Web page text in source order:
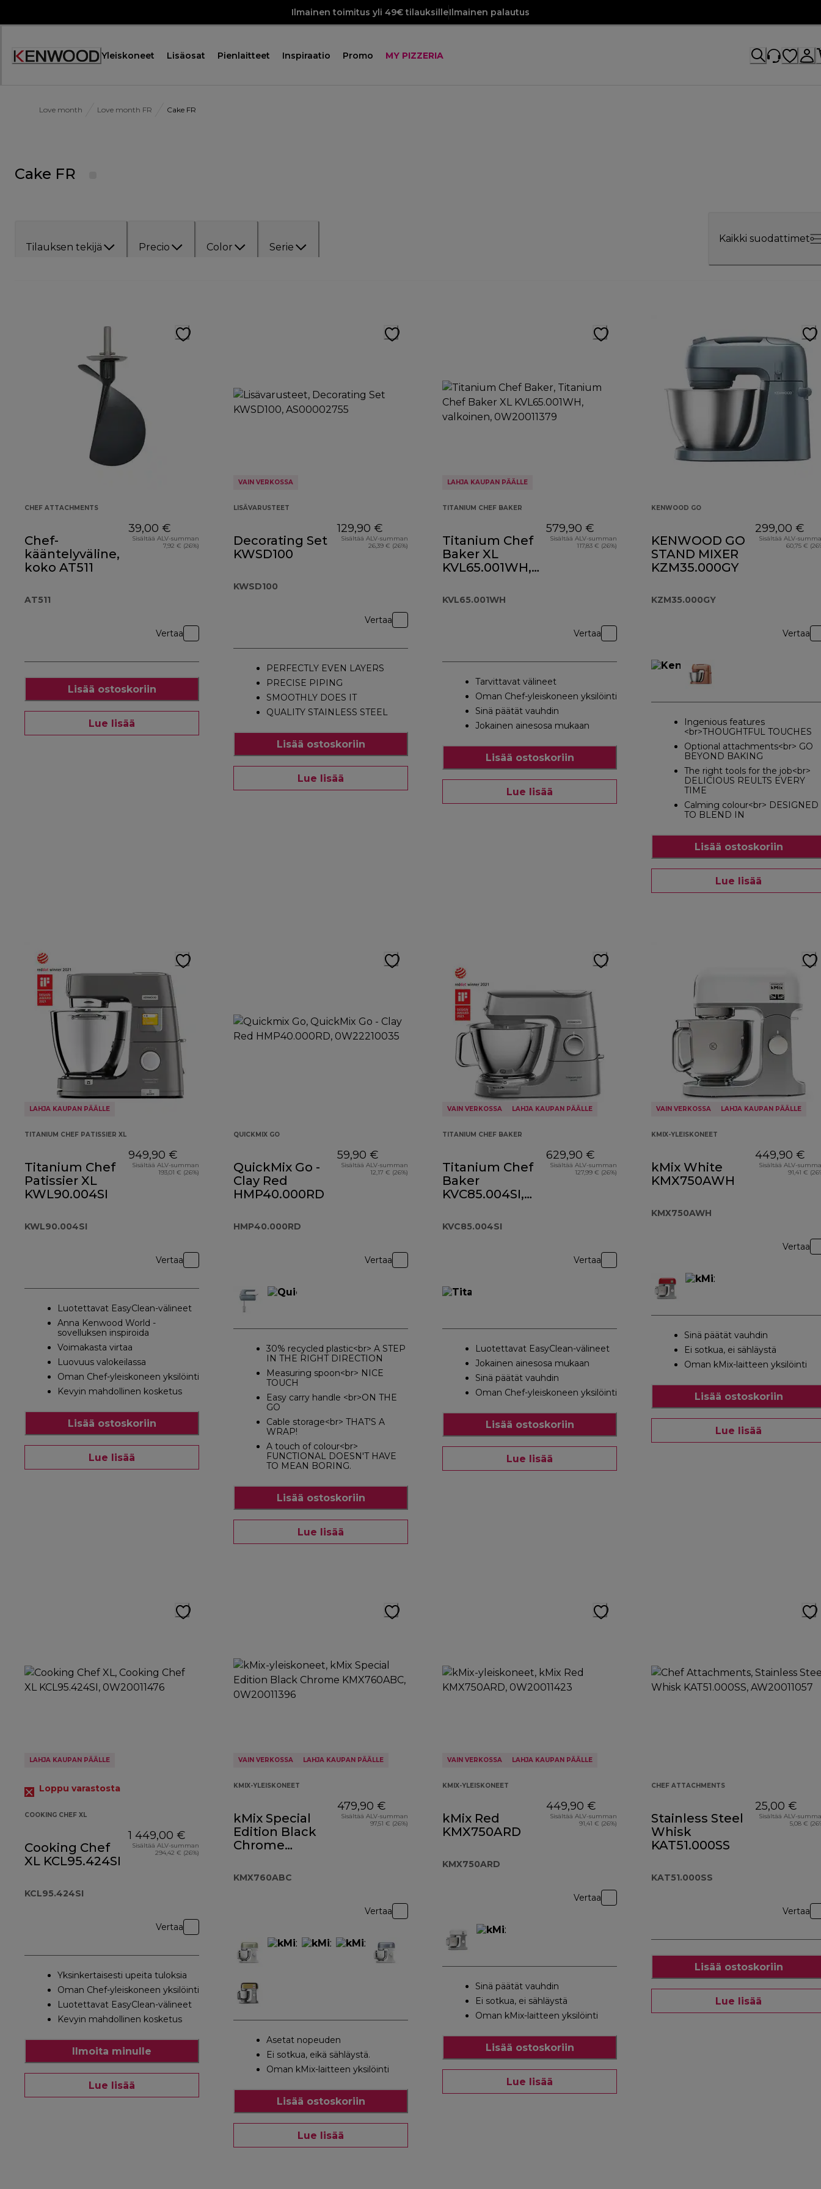
Ilmainen toimitus yli 49€ tilauksilleIlmainen palautus
Yleiskoneet Lisäosat Pienlaitteet Inspiraatio Promo MY PIZZERIA
Love month Love month FR Cake FR
Cake FR
Tilauksen tekijä Precio Color Serie
Kaikki suodattimet
CHEF ATTACHMENTS
Chef-
kääntelyväline,
koko AT511
AT511
39,00 €
Sisältää ALV-summan
7,92 € (26%)
Vertaa
Lisää ostoskoriin
Lue lisää
VAIN VERKOSSA
LISÄVARUSTEET
Decorating Set
KWSD100
KWSD100
129,90 €
Sisältää ALV-summan
26,39 € (26%)
Vertaa
PERFECTLY EVEN LAYERS
PRECISE PIPING
SMOOTHLY DOES IT
QUALITY STAINLESS STEEL
Lisää ostoskoriin
Lue lisää
LAHJA KAUPAN PÄÄLLE
TITANIUM CHEF BAKER
Titanium Chef
Baker XL
KVL65.001WH,
KVL65.001WH
579,90 €
Sisältää ALV-summan
117,83 € (26%)
Vertaa
Tarvittavat välineet
Oman Chef-yleiskoneen yksilöinti
Sinä päätät vauhdin
Jokainen ainesosa mukaan
Lisää ostoskoriin
Lue lisää
KENWOOD GO
KENWOOD GO
STAND MIXER
KZM35.000GY
KZM35.000GY
299,00 €
Sisältää ALV-
60,75 €
Vertaa
Ingenious features
<br>THOUGHTFUL TOUCHES
Optional attachments<br> GO
BEYOND BAKING
The right tools for the job<br>
DELICIOUS REULTS EVERY
TIME
Calming colour<br> DESIGNED
TO BLEND IN
Lisää ostoskoriin
Lue lisää
LAHJA KAUPAN PÄÄLLE
TITANIUM CHEF PATISSIER XL
Titanium Chef
Patissier XL
KWL90.004SI
KWL90.004SI
949,90 €
Sisältää ALV-summan
193,01 € (26%)
Vertaa
Luotettavat EasyClean-välineet
Anna Kenwood World -
sovelluksen inspiroida
Voimakasta virtaa
Luovuus valokeilassa
Oman Chef-yleiskoneen yksilöinti
Kevyin mahdollinen kosketus
Lisää ostoskoriin
Lue lisää
QUICKMIX GO
QuickMix Go -
Clay Red
HMP40.000RD
HMP40.000RD
59,90 €
Sisältää ALV-summan
12,17 € (26%)
Vertaa
30% recycled plastic<br> A STEP
IN THE RIGHT DIRECTION
Measuring spoon<br> NICE
TOUCH
Easy carry handle <br>ON THE
GO
Cable storage<br> THAT'S A
WRAP!
A touch of colour<br>
FUNCTIONAL DOESN'T HAVE
TO MEAN BORING.
Lisää ostoskoriin
Lue lisää
VAIN VERKOSSA LAHJA KAUPAN PÄÄLLE
TITANIUM CHEF BAKER
Titanium Chef
Baker
KVC85.004SI,
KVC85.004SI
629,90 €
Sisältää ALV-summan
127,99 € (26%)
Vertaa
Luotettavat EasyClean-välineet
Jokainen ainesosa mukaan
Sinä päätät vauhdin
Oman Chef-yleiskoneen yksilöinti
Lisää ostoskoriin
Lue lisää
VAIN VERKOSSA LAHJA KAUPAN PÄÄLLE
KMIX-YLEISKONEET
kMix White
KMX750AWH
KMX750AWH
449,90 €
Sisältää ALV-
91,41 €
Vertaa
Sinä päätät vauhdin
Ei sotkua, ei sähläystä
Oman kMix-laitteen yksilöinti
Lisää ostoskoriin
Lue lisää
LAHJA KAUPAN PÄÄLLE
Loppu varastosta
COOKING CHEF XL
Cooking Chef
XL KCL95.424SI
KCL95.424SI
1 449,00 €
Sisältää ALV-summan
294,42 € (26%)
Vertaa
Yksinkertaisesti upeita tuloksia
Oman Chef-yleiskoneen yksilöinti
Luotettavat EasyClean-välineet
Kevyin mahdollinen kosketus
Ilmoita minulle
Lue lisää
VAIN VERKOSSA LAHJA KAUPAN PÄÄLLE
KMIX-YLEISKONEET
kMix Special
Edition Black
Chrome
KMX760ABC
479,90 €
Sisältää ALV-summan
97,51 € (26%)
Vertaa
Asetat nopeuden
Ei sotkua, eikä sähläystä.
Oman kMix-laitteen yksilöinti
Lisää ostoskoriin
Lue lisää
VAIN VERKOSSA LAHJA KAUPAN PÄÄLLE
KMIX-YLEISKONEET
kMix Red
KMX750ARD
KMX750ARD
449,90 €
Sisältää ALV-summan
91,41 € (26%)
Vertaa
Sinä päätät vauhdin
Ei sotkua, ei sähläystä
Oman kMix-laitteen yksilöinti
Lisää ostoskoriin
Lue lisää
CHEF ATTACHMENTS
Stainless Steel
Whisk
KAT51.000SS
KAT51.000SS
25,00 €
Sisältää ALV-
5,08 €
Vertaa
Lisää ostoskoriin
Lue lisää